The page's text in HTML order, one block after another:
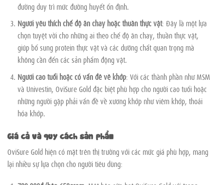
đường duy trì mức đường huyết ổn định.
Người yêu thích chế độ ăn chay hoặc thuần thực vật: Đây là một lựa
chọn tuyệt vời cho những ai theo chế độ ăn chay, thuần thực vật,
giúp bổ sung protein thực vật và các dưỡng chất quan trọng mà
không cần đến các sản phẩm động vật.
Người cao tuổi hoặc có vấn đề về khớp: Với các thành phần như MSM
và Univestin, OviSure Gold đặc biệt phù hợp cho người cao tuổi hoặc
những người gặp phải vấn đề về xương khớp như viêm khớp, thoái
hóa khớp.
Giá cả và quy cách sản phẩm
OviSure Gold hiện có mặt trên thị trường với các mức giá phù hợp, mang
lại nhiều sự lựa chọn cho người tiêu dùng: